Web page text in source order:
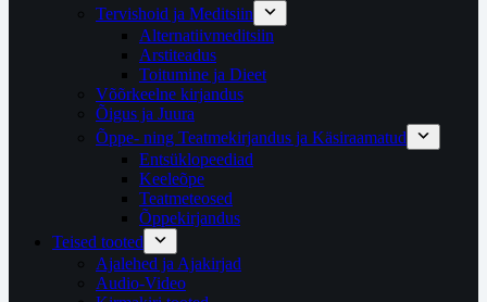
Tervishoid ja Meditsiin
Alternatiivmeditsiin
Arstiteadus
Toitumine ja Dieet
Võõrkeelne kirjandus
Õigus ja Juura
Õppe- ning Teatmekirjandus ja Käsiraamatud
Entsüklopeediad
Keeleõpe
Teatmeteosed
Õppekirjandus
Teised tooted
Ajalehed ja Ajakirjad
Audio-Video